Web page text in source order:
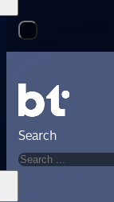
Search